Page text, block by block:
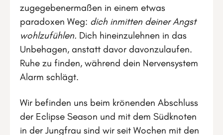
zugegebenermaßen in einem etwas
paradoxen Weg: dich inmitten deiner Angst
wohlzufühlen. Dich hineinzulehnen in das
Unbehagen, anstatt davor davonzulaufen.
Ruhe zu finden, während dein Nervensystem
Alarm schlägt.
Wir befinden uns beim krönenden Abschluss
der Eclipse Season und mit dem Südknoten
in der Jungfrau sind wir seit Wochen mit den